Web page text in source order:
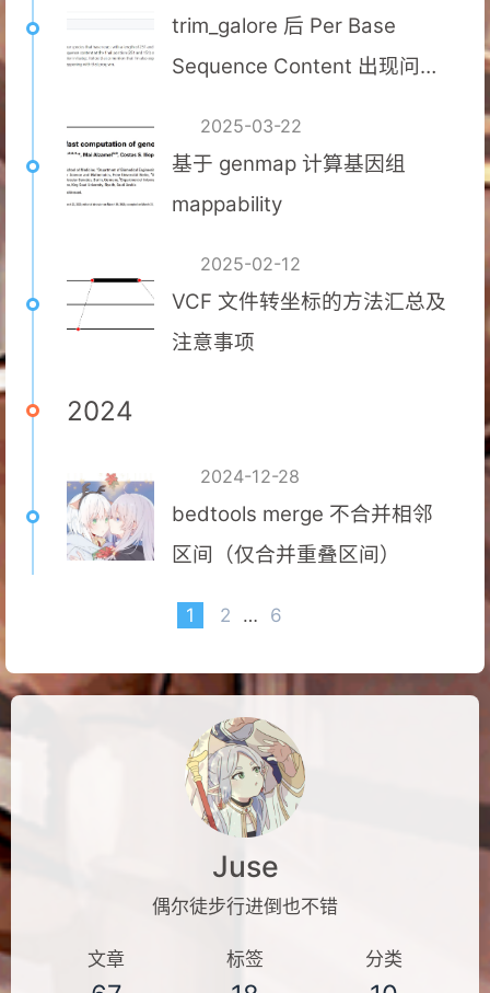
trim_galore 后 Per Base
Sequence Content 出现问题
2025-03-22
基于 genmap 计算基因组
mappability
2025-02-12
VCF 文件转坐标的方法汇总及
注意事项
2024
2024-12-28
bedtools merge 不合并相邻
区间（仅合并重叠区间）
1 2 … 6
Juse
偶尔徒步行进倒也不错
文章 标签 分类